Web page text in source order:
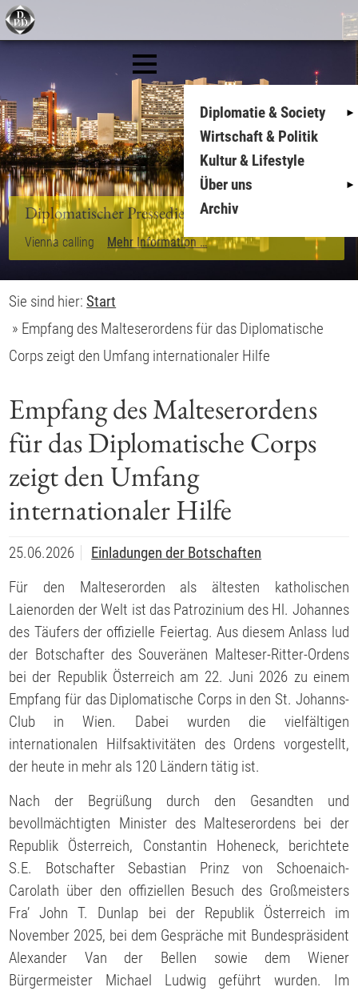
Diplomatie & Society
Wirtschaft & Politik
Kultur & Lifestyle
Über uns
Archiv
Sie sind hier:Start
» Empfang des Malteserordens für das Diplomatische
Corps zeigt den Umfang internationaler Hilfe
Empfang des Malteserordens
für das Diplomatische Corps
zeigt den Umfang
internationaler Hilfe
25.06.2026
Einladungen der Botschaften
Für den Malteserorden als ältesten katholischen
Laienorden der Welt ist das Patrozinium des Hl. Johannes
des Täufers der offizielle Feiertag. Aus diesem Anlass lud
der Botschafter des Souveränen Malteser-Ritter-Ordens
bei der Republik Österreich am 22. Juni 2026 zu einem
Empfang für das Diplomatische Corps in den St. Johanns-
Club in Wien. Dabei wurden die vielfältigen
internationalen Hilfsaktivitäten des Ordens vorgestellt,
der heute in mehr als 120 Ländern tätig ist.
Nach der Begrüßung durch den Gesandten und
bevollmächtigten Minister des Malteserordens bei der
Republik Österreich, Constantin Hoheneck, berichtete
S.E. Botschafter Sebastian Prinz von Schoenaich-
Carolath über den offiziellen Besuch des Großmeisters
Fra’ John T. Dunlap bei der Republik Österreich im
November 2025, bei dem Gespräche mit Bundespräsident
Alexander Van der Bellen sowie dem Wiener
Bürgermeister Michael Ludwig geführt wurden. Im